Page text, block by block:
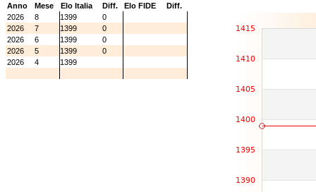
Anno
Mese Elo Italia Diff. Elo FIDE
Diff.
2026
8 1399
0
2026
7 1399
0
2026
6 1399
0
2026
5 1399
0
2026
4 1399